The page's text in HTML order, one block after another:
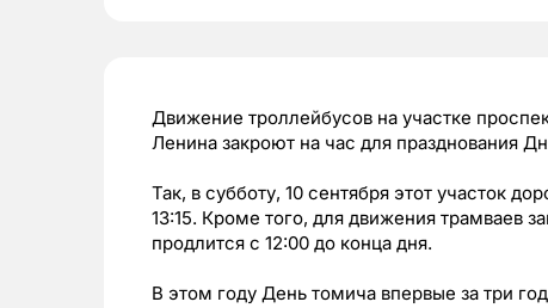
Движение троллейбусов на участке
Ленина закроют на час для празднования
Так, в субботу, 10 сентября этот участок
13:15. Кроме того, для движения трамваев
продлится с 12:00 до конца дня.
В этом году День томича впервые за три